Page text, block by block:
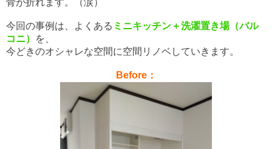
骨が折れます。（涙）
今回の事例は、よくある ミニキッチン＋洗濯置き場（バル
コニ）
を、
今どきのオシャレな空間に空間リノベしていきます。
Before：